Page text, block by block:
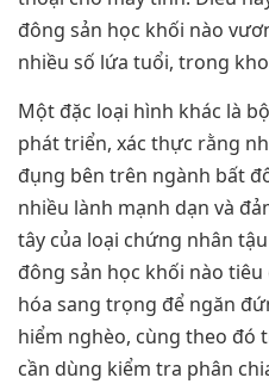
đông sản học khối nào
nhiều số lứa tuổi, trong
Một đặc loại hình khác là
phát triển, xác thực rằng
đụng bên trên ngành bất
nhiều lành mạnh dạn và
tây của loại chứng nhân
đông sản học khối nào
hóa sang trọng để ngăn
hiểm nghèo, cùng theo đó
cần dùng kiểm tra phân